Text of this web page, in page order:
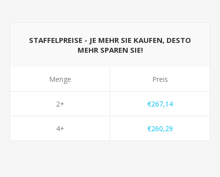
STAFFELPREISE - JE MEHR SIE KAUFEN, DESTO
MEHR SPAREN SIE!
Menge
2+
4+
Preis
€267,14
€260,29